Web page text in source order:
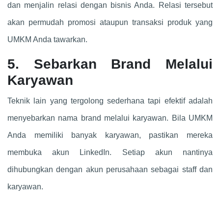
dan menjalin relasi dengan bisnis Anda. Relasi tersebut
akan permudah promosi ataupun transaksi produk yang
UMKM Anda tawarkan.
5. Sebarkan Brand Melalui
Karyawan
Teknik lain yang tergolong sederhana tapi efektif adalah
menyebarkan nama brand melalui karyawan. Bila UMKM
Anda memiliki banyak karyawan, pastikan mereka
membuka akun LinkedIn. Setiap akun nantinya
dihubungkan dengan akun perusahaan sebagai staff dan
karyawan.